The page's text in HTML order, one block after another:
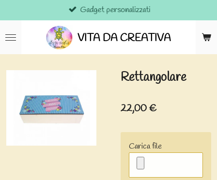
al
contenuto
VITA DA CREATIVA
Gadget personalizzati
Rettangolare
22,00 €
Carica file